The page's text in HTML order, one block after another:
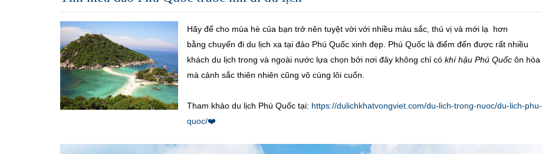
Hãy để cho mùa hè của bạn trở nên tuyệt vời với nhiều màu sắc, thú vị và mới lạ hơn
bằng chuyến đi du lịch xa tại đảo Phú Quốc xinh đẹp. Phú Quốc là điểm đến được rất nhiều
khách du lịch trong và ngoài nước lựa chọn bởi nơi đây không chỉ có khí hậu Phú Quốc ôn hòa
mà cảnh sắc thiên nhiên cũng vô cùng lôi cuốn.
Tham khảo du lịch Phú Quốc tại: https://dulichkhatvongviet.com/du-lich-trong-nuoc/du-lich-phu-
quoc/❤️